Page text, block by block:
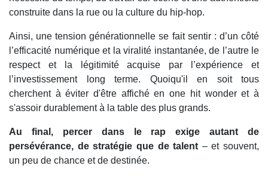
construite dans la rue ou la culture du hip‑hop.
Ainsi, une tension générationnelle se fait sentir : d’un côté
l’efficacité numérique et la viralité instantanée, de l’autre le
respect et la légitimité acquise par l’expérience et
l’investissement long terme. Quoiqu'il en soit tous
cherchent à éviter d'être affiché en one hit wonder et à
s'assoir durablement à la table des plus grands.
Au final, percer dans le rap exige autant de
persévérance, de stratégie que de talent – et souvent,
un peu de chance et de destinée.